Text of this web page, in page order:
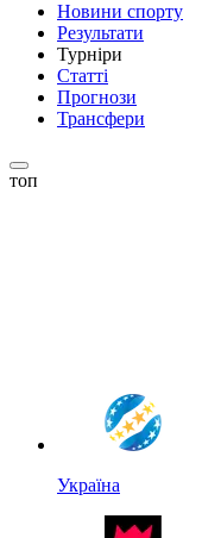
Новини спорту
Результати
Турніри
Статті
Прогнози
Трансфери
топ
Україна